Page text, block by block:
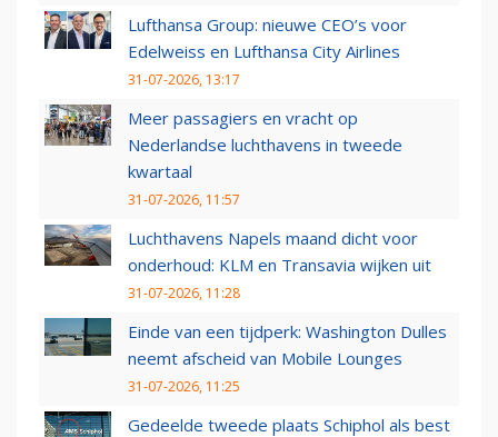
Lufthansa Group: nieuwe CEO’s voor
Edelweiss en Lufthansa City Airlines
31-07-2026, 13:17
Meer passagiers en vracht op
Nederlandse luchthavens in tweede
kwartaal
31-07-2026, 11:57
Luchthavens Napels maand dicht voor
onderhoud: KLM en Transavia wijken uit
31-07-2026, 11:28
Einde van een tijdperk: Washington Dulles
neemt afscheid van Mobile Lounges
31-07-2026, 11:25
Gedeelde tweede plaats Schiphol als best